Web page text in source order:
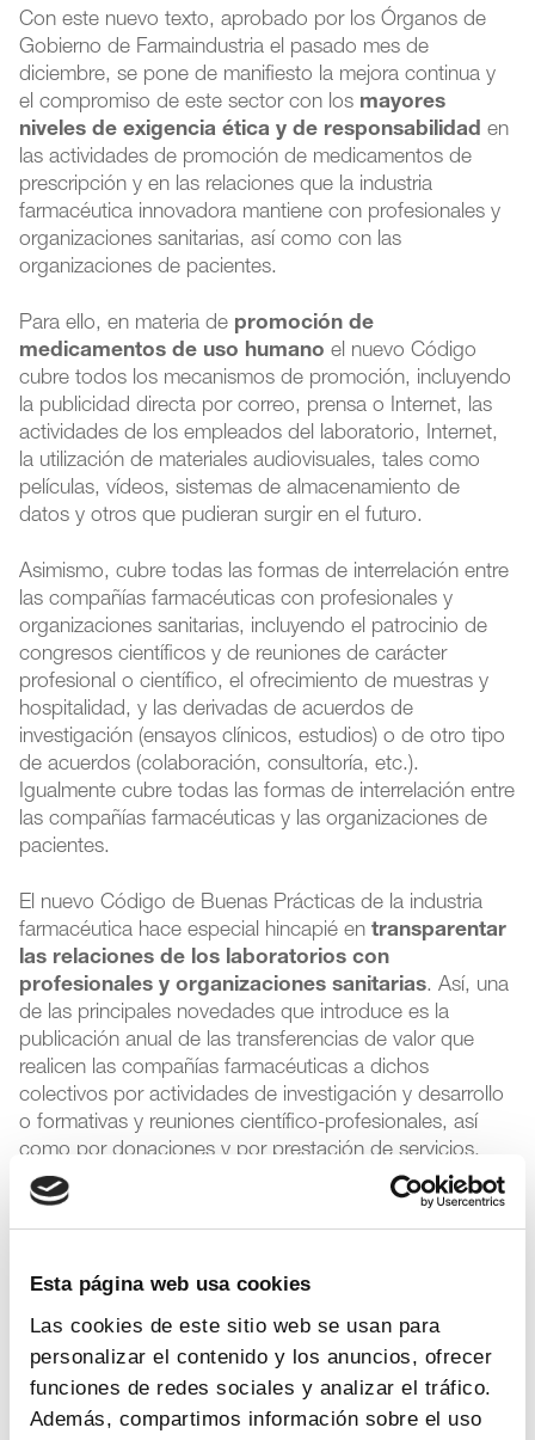
Esta página web usa cookies
Las cookies de este sitio web se usan para
personalizar el contenido y los anuncios, ofrecer
funciones de redes sociales y analizar el tráfico.
Además, compartimos información sobre el uso
Con este nuevo texto, aprobado por los Órganos de
Gobierno de Farmaindustria el pasado mes de
diciembre, se pone de manifiesto la mejora continua y
el compromiso de este sector con los mayores
niveles de exigencia ética y de responsabilidad en
las actividades de promoción de medicamentos de
prescripción y en las relaciones que la industria
farmacéutica innovadora mantiene con profesionales y
organizaciones sanitarias, así como con las
organizaciones de pacientes.
Para ello, en materia de promoción de
medicamentos de uso humano el nuevo Código
cubre todos los mecanismos de promoción, incluyendo
la publicidad directa por correo, prensa o Internet, las
actividades de los empleados del laboratorio, Internet,
la utilización de materiales audiovisuales, tales como
películas, vídeos, sistemas de almacenamiento de
datos y otros que pudieran surgir en el futuro.
Asimismo, cubre todas las formas de interrelación entre
las compañías farmacéuticas con profesionales y
organizaciones sanitarias, incluyendo el patrocinio de
congresos científicos y de reuniones de carácter
profesional o científico, el ofrecimiento de muestras y
hospitalidad, y las derivadas de acuerdos de
investigación (ensayos clínicos, estudios) o de otro tipo
de acuerdos (colaboración, consultoría, etc.).
Igualmente cubre todas las formas de interrelación entre
las compañías farmacéuticas y las organizaciones de
pacientes.
El nuevo Código de Buenas Prácticas de la industria
farmacéutica hace especial hincapié entransparentar
las relaciones de los laboratorios con
profesionales y organizaciones sanitarias. Así, una
de las principales novedades que introduce es la
publicación anual de las transferencias de valor que
realicen las compañías farmacéuticas a dichos
colectivos por actividades de investigación y desarrollo
o formativas y reuniones científico-profesionales, así
como por donaciones y por prestación de servicios.
Con esta iniciativa, cuya envergadura y alcance no tiene
precedente a nivel español, se quiere reforzar y
colaboración entre la industria farmacéutica y los
profesionales sanitarios, imprescindible para garantizar
una asistencia sanitaria de calidad. De ella se
beneficiarán las propias compañías, los pacientes y la
sociedad.